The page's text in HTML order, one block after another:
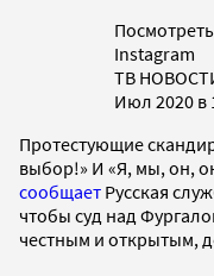
Instagram
ТВ
Июл 2020 в
Протестующие
выбор!» И «Я, мы, он,
сообщает Русская
чтобы суд над
честным и открытым,